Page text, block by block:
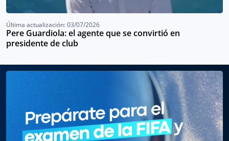
Última actualización: 03/07/2026
Pere Guardiola: el agente que se convirtió en
presidente de club